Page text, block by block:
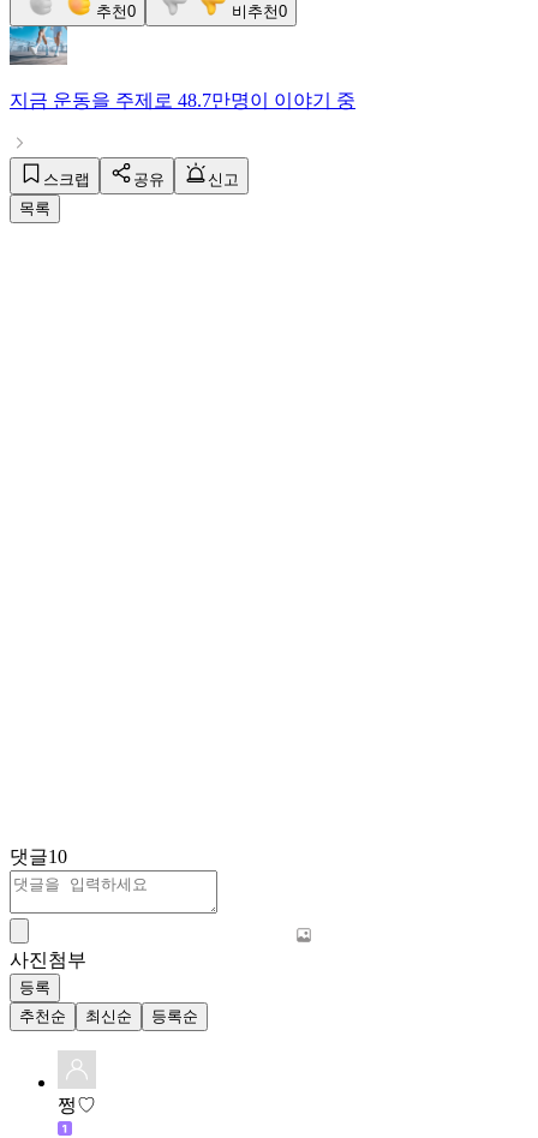
추천0 비추천0
지금 운동을 주제로 48.7만명이 이야기 중
스크랩 공유
신고
목록
댓글10
사진첨부
등록
추천순
최신순 등록순
쩡♡